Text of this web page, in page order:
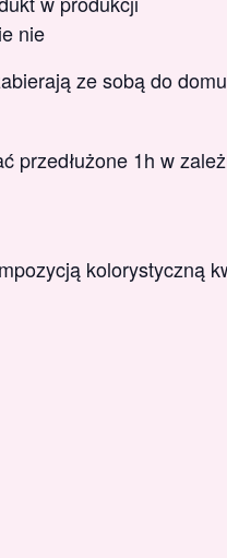
nie
ze sobą do
przedłużone 1h w
kolorystyczną